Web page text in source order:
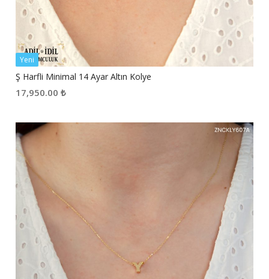
Yeni
Ş Harfli Minimal 14 Ayar Altın Kolye
17,950.00 ₺